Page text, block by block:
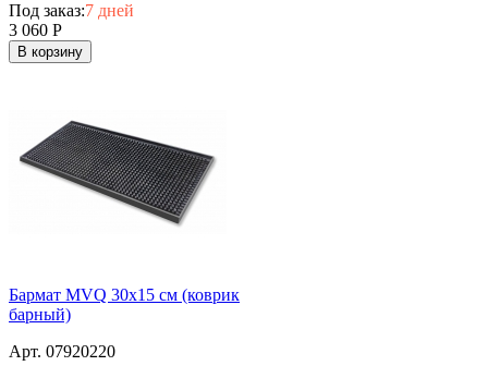
Под заказ:7 дней
3 060 Р
В корзину
Бармат MVQ 30х15 см (коврик
барный)
Арт. 07920220